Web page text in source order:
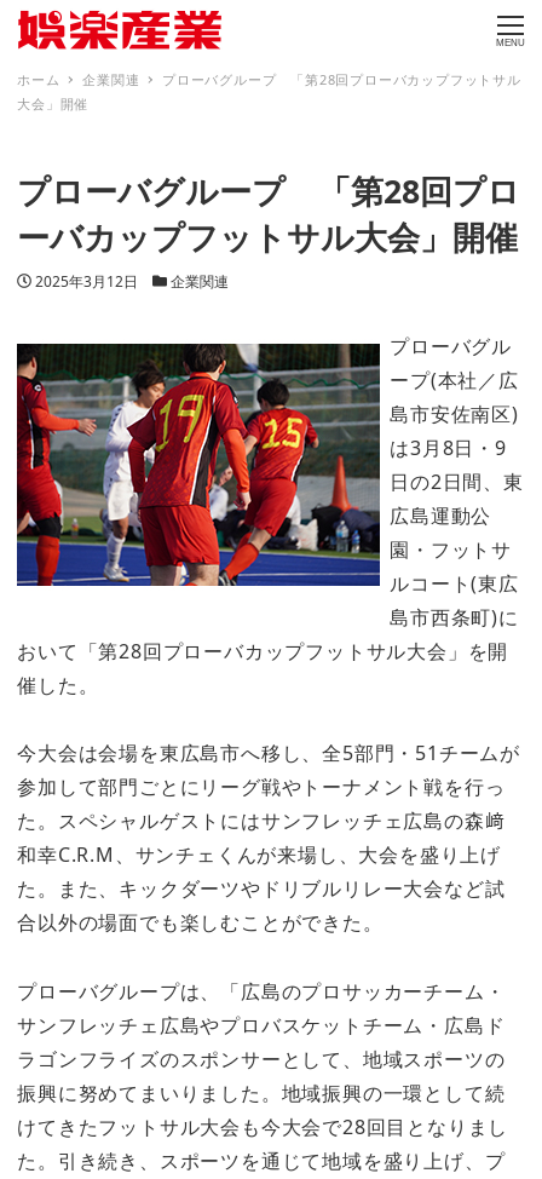
MENU
ホーム 企業関連
プローバグループ 「第28回プローバカップフットサル
大会」開催
プローバグループ 「第28回プロ
ーバカップフットサル大会」開催
投稿日
2025年3月12日 カテゴリー
企業関連
プローバグル
ープ(本社／広
島市安佐南区)
は3月8日・9
日の2日間、東
広島運動公
園・フットサ
ルコート(東広
島市西条町)に
おいて「第28回プローバカップフットサル大会」を開
催した。
今大会は会場を東広島市へ移し、全5部門・51チームが
参加して部門ごとにリーグ戦やトーナメント戦を行っ
た。スペシャルゲストにはサンフレッチェ広島の森﨑
和幸C.R.M、サンチェくんが来場し、大会を盛り上げ
た。また、キックダーツやドリブルリレー大会など試
合以外の場面でも楽しむことができた。
プローバグループは、「広島のプロサッカーチーム・
サンフレッチェ広島やプロバスケットチーム・広島ド
ラゴンフライズのスポンサーとして、地域スポーツの
振興に努めてまいりました。地域振興の一環として続
けてきたフットサル大会も今大会で28回目となりまし
た。引き続き、スポーツを通じて地域を盛り上げ、プ